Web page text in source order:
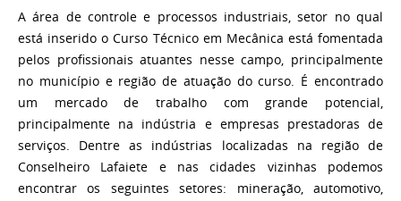
A área de controle e processos industriais, setor no qual
está inserido o Curso Técnico em Mecânica está fomentada
pelos profissionais atuantes nesse campo, principalmente
no município e região de atuação do curso. É encontrado
um mercado de trabalho com grande potencial,
principalmente na indústria e empresas prestadoras de
serviços. Dentre as indústrias localizadas na região de
Conselheiro Lafaiete e nas cidades vizinhas podemos
encontrar os seguintes setores: mineração, automotivo,